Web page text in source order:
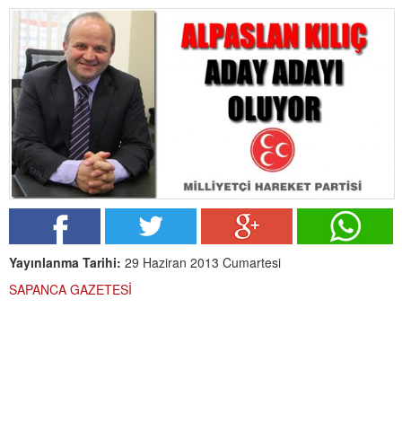
Yayınlanma Tarihi: 29 Haziran 2013 Cumartesi
SAPANCA GAZETESİ